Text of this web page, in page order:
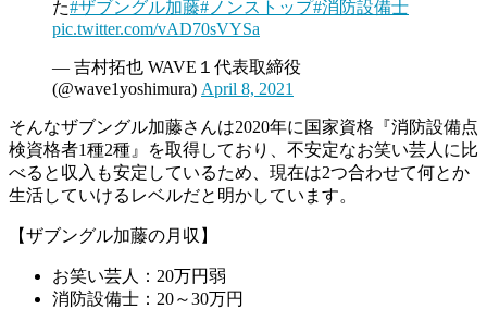
た#ザブングル加藤#ノンストップ#消防設備士
pic.twitter.com/vAD70sVYSa
— 吉村拓也 WAVE１代表取締役
(@wave1yoshimura) April 8, 2021
そんなザブングル加藤さんは2020年に国家資格『消防設備点
検資格者1種2種』を取得しており、不安定なお笑い芸人に比
べると収入も安定しているため、現在は2つ合わせて何とか
生活していけるレベルだと明かしています。
【ザブングル加藤の月収】
お笑い芸人：20万円弱
消防設備士：20～30万円